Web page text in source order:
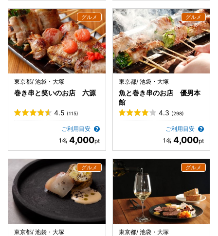
東京都/ 池袋・大塚
巻き串と笑いのお店 六源
4.5 (115)
ご利用目安
4,000
東京都/ 池袋・大塚
魚と巻き串のお店 優男本
館
4.3 (298)
ご利用目安
4,000
東京都/ 池袋・大塚 東京都/ 池袋・大塚